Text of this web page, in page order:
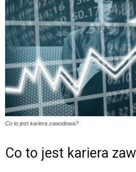
Co to jest kariera zawodowa?
Co to jest kariera